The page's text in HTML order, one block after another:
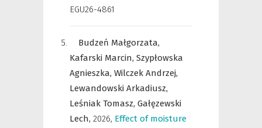
EGU26-4861
Budzeń Małgorzata,
Kafarski Marcin, Szypłowska
Agnieszka, Wilczek Andrzej,
Lewandowski Arkadiusz,
Leśniak Tomasz, Gałęzewski
Lech, 2026, Effect of moisture